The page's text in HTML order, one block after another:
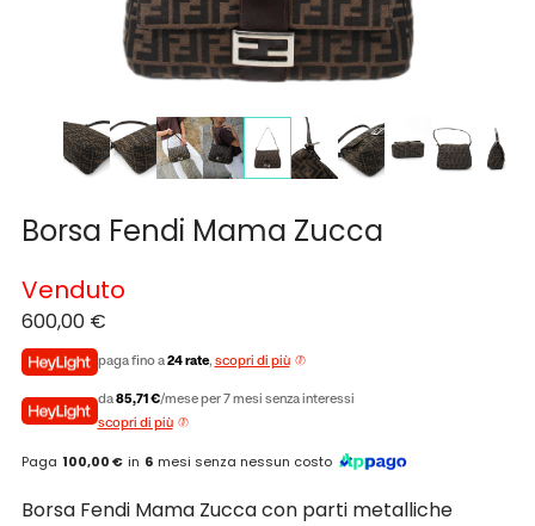
Borsa Fendi Mama Zucca
600,00 €
paga fino a24 rate, scopri di più
da85,71 €/mese per 7 mesi senza interessi
scopri di più
Paga 100,00 € in 6 mesi senza nessun costo
Venduto
Borsa Fendi Mama Zucca con parti metalliche